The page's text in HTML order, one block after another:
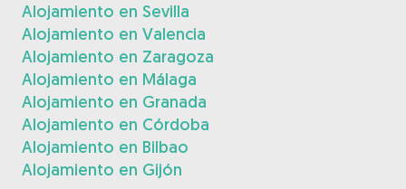
Alojamiento en Sevilla
Alojamiento en Valencia
Alojamiento en Zaragoza
Alojamiento en Málaga
Alojamiento en Granada
Alojamiento en Córdoba
Alojamiento en Bilbao
Alojamiento en Gijón